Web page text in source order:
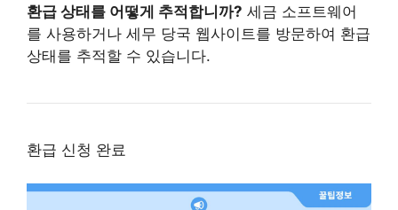
환급 상태를 어떻게 추적합니까? 세금 소프트웨어
를 사용하거나 세무 당국 웹사이트를 방문하여 환급
상태를 추적할 수 있습니다.
환급 신청 완료